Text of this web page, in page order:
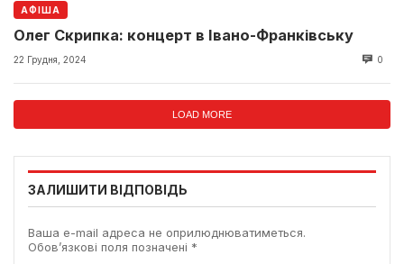
АФІША
Олег Скрипка: концерт в Івано-Франківську
22 Грудня, 2024 0
LOAD MORE
ЗАЛИШИТИ ВІДПОВІДЬ
Ваша e-mail адреса не оприлюднюватиметься.
Обов’язкові поля позначені *